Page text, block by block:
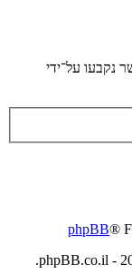
נקבעו על־ידי
phpBB®